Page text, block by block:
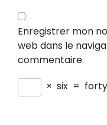
Enregistrer mon
web dans le
commentaire.
× six =